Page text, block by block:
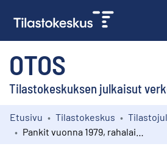
OTOS
Tilastokeskuksen julkaisut
Kokoelmat
Etusivu Tilastokeskus